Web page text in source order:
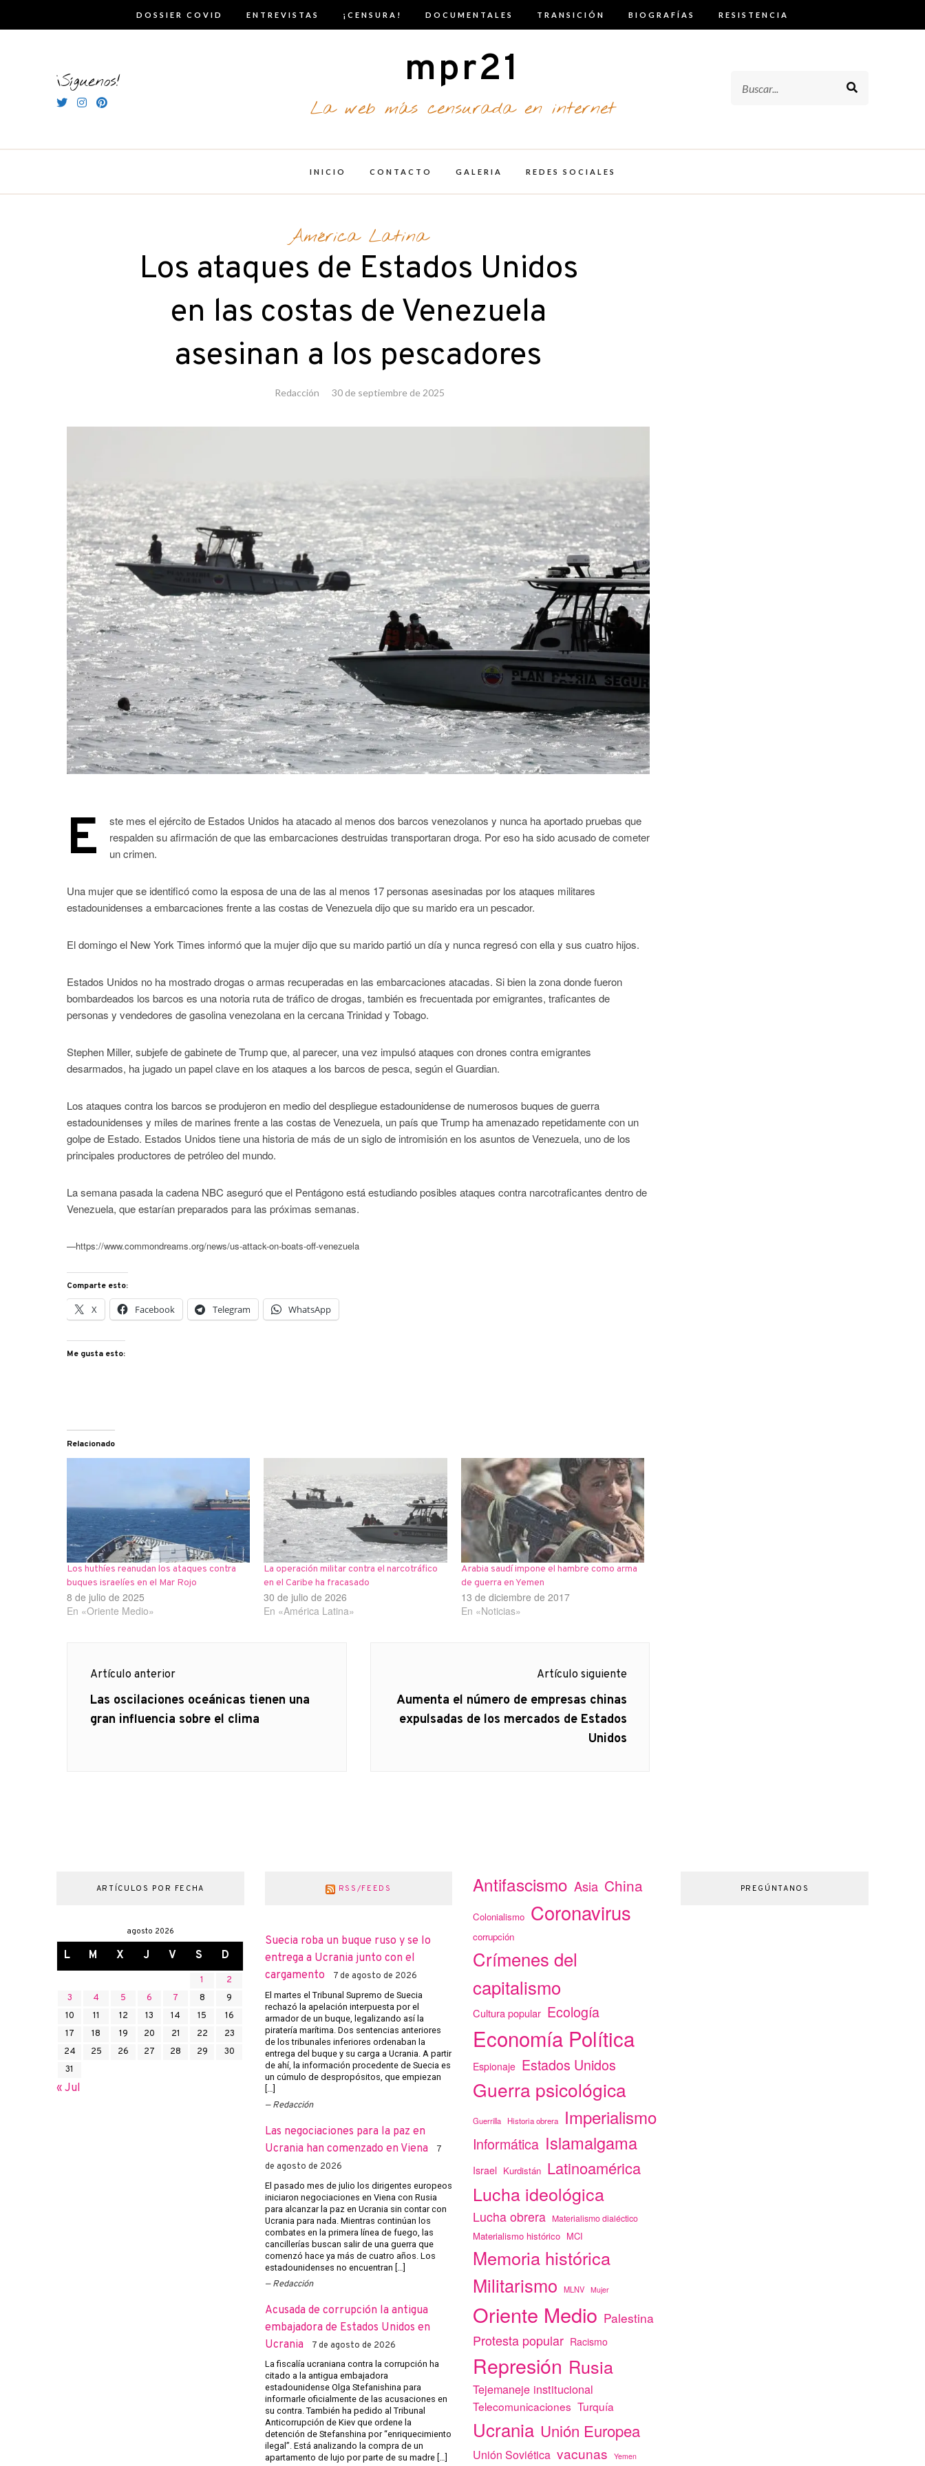
DOSSIER COVID ENTREVISTAS ¡CENSURA! DOCUMENTALES TRANSICIÓN BIOGRAFÍAS RESISTENCIA
¡Síguenos! mpr21
La web más censurada en internet
INICIO CONTACTO GALERIA REDES SOCIALES
América Latina
Los ataques de Estados Unidos
en las costas de Venezuela
asesinan a los pescadores
Redacción 30 de septiembre de 2025
E
ste mes el ejército de Estados Unidos ha atacado al menos dos barcos venezolanos y nunca ha aportado pruebas que
respalden su afirmación de que las embarcaciones destruidas transportaran droga. Por eso ha sido acusado de cometer
un crimen.
Una mujer que se identificó como la esposa de una de las al menos 17 personas asesinadas por los ataques militares
estadounidenses a embarcaciones frente a las costas de Venezuela dijo que su marido era un pescador.
El domingo el New York Times informó que la mujer dijo que su marido partió un día y nunca regresó con ella y sus cuatro hijos.
Estados Unidos no ha mostrado drogas o armas recuperadas en las embarcaciones atacadas. Si bien la zona donde fueron
bombardeados los barcos es una notoria ruta de tráfico de drogas, también es frecuentada por emigrantes, traficantes de
personas y vendedores de gasolina venezolana en la cercana Trinidad y Tobago.
Stephen Miller, subjefe de gabinete de Trump que, al parecer, una vez impulsó ataques con drones contra emigrantes
desarmados, ha jugado un papel clave en los ataques a los barcos de pesca, según el Guardian.
Los ataques contra los barcos se produjeron en medio del despliegue estadounidense de numerosos buques de guerra
estadounidenses y miles de marines frente a las costas de Venezuela, un país que Trump ha amenazado repetidamente con un
golpe de Estado. Estados Unidos tiene una historia de más de un siglo de intromisión en los asuntos de Venezuela, uno de los
principales productores de petróleo del mundo.
La semana pasada la cadena NBC aseguró que el Pentágono está estudiando posibles ataques contra narcotraficantes dentro de
Venezuela, que estarían preparados para las próximas semanas.
—https://www.commondreams.org/news/us-attack-on-boats-off-venezuela
Comparte esto:
X Facebook Telegram WhatsApp
Me gusta esto:
Relacionado
Los huthíes reanudan los ataques contra
buques israelíes en el Mar Rojo
8 de julio de 2025
En «Oriente Medio»
La operación militar contra el narcotráfico
en el Caribe ha fracasado
30 de julio de 2026
En «América Latina»
Arabia saudí impone el hambre como arma
de guerra en Yemen
13 de diciembre de 2017
En «Noticias»
Navegación
de
Artículo anterior
Artículo
anterior
Las oscilaciones oceánicas tienen una
gran influencia sobre el clima
Artículo siguiente
Artículo
siguiente:
Aumenta el número de empresas chinas
expulsadas de los mercados de Estados
Unidos
ARTÍCULOS POR FECHA
agosto 2026
L M X J V S D
1
2
3
4 5 6 7 8
9
10
11 12 13 14 15
16
17
18 19 20 21 22
23
24
25 26 27 28 29
30
31
« Jul
RSS/FEEDS
Suecia roba un buque ruso y se lo
entrega a Ucrania junto con el
cargamento
7 de agosto de 2026
El martes el Tribunal Supremo de Suecia
rechazó la apelación interpuesta por el
armador de un buque, legalizando así la
piratería marítima. Dos sentencias anteriores
de los tribunales inferiores ordenaban la
entrega del buque y su carga a Ucrania. A partir
de ahí, la información procedente de Suecia es
un cúmulo de despropósitos, que empiezan
Redacción
Las negociaciones para la paz en
Ucrania han comenzado en Viena
7
de agosto de 2026
El pasado mes de julio los dirigentes europeos
iniciaron negociaciones en Viena con Rusia
para alcanzar la paz en Ucrania sin contar con
Ucrania para nada. Mientras continúan los
combates en la primera línea de fuego, las
cancillerías buscan salir de una guerra que
comenzó hace ya más de cuatro años. Los
estadounidenses no encuentran […]
Redacción
Acusada de corrupción la antigua
embajadora de Estados Unidos en
Ucrania
7 de agosto de 2026
La fiscalía ucraniana contra la corrupción ha
citado a la antigua embajadora
estadounidense Olga Stefanishina para
informarle oficialmente de las acusaciones en
su contra. También ha pedido al Tribunal
Anticorrupción de Kiev que ordene la
detención de Stefanshina por “enriquecimiento
ilegal”. Está analizando la compra de un
apartamento de lujo por parte de su madre […]
Antifascismo Asia China
Colonialismo Coronavirus
corrupción
Crímenes del
capitalismo
Cultura popular Ecología
Economía Política
Espionaje Estados Unidos
Guerra psicológica
Guerrilla Historia obrera Imperialismo
Informática Islamalgama
Israel Kurdistán Latinoamérica
Lucha ideológica
Lucha obrera Materialismo dialéctico
Materialismo histórico MCI
Memoria histórica
Militarismo
MLNV Mujer
Oriente Medio Palestina
Protesta popular Racismo
Represión Rusia
Tejemaneje institucional
Telecomunicaciones Turquía
Ucrania Unión Europea
Unión Soviética vacunas Yemen
PREGÚNTANOS